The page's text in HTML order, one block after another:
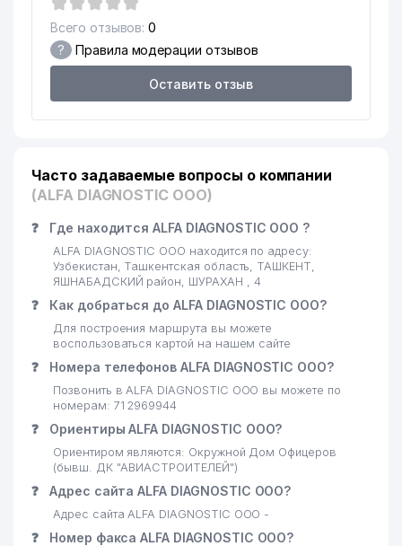
Всего отзывов: 0
? Правила модерации отзывов
Оставить отзыв
Часто задаваемые вопросы о компании
(ALFA DIAGNOSTIC ООО)
❓ Где находится ALFA DIAGNOSTIC ООО ?
ALFA DIAGNOSTIC ООО находится по адресу:
Узбекистан, Ташкентская область, ТАШКЕНТ,
ЯШНАБАДСКИЙ район, ШУРАХАН , 4
❓ Как добраться до ALFA DIAGNOSTIC ООО?
Для построения маршрута вы можете
воспользоваться картой на нашем сайте
❓ Номера телефонов ALFA DIAGNOSTIC ООО?
Позвонить в ALFA DIAGNOSTIC ООО вы можете по
номерам: 71 2969944
❓ Ориентиры ALFA DIAGNOSTIC ООО?
Ориентиром являются: Окружной Дом Офицеров
(бывш. ДК "АВИАСТРОИТЕЛЕЙ")
❓ Адрес сайта ALFA DIAGNOSTIC ООО?
Адрес сайта ALFA DIAGNOSTIC ООО -
❓ Номер факса ALFA DIAGNOSTIC ООО?